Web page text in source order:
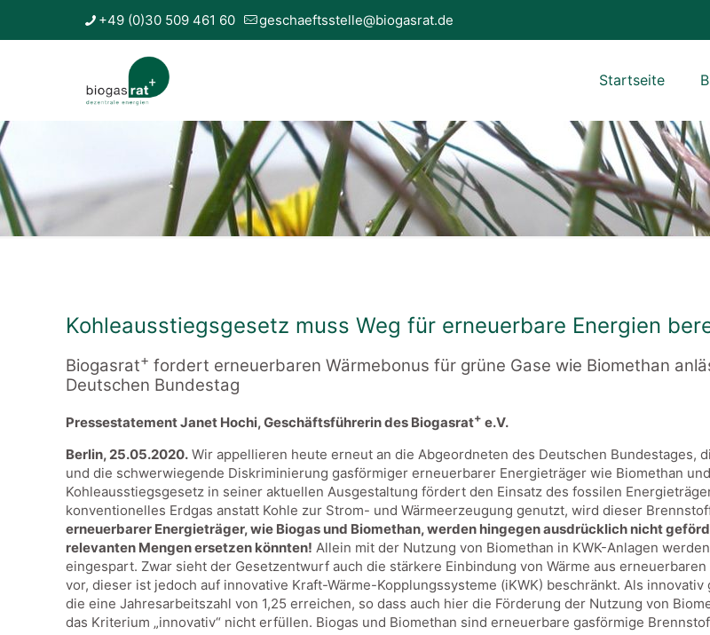
+49 (0)30 509 461 60 geschaeftsstelle@biogasrat.de
Startseite
Kohleausstiegsgesetz muss Weg für erneuerbare Energien
Biogasrat+ fordert erneuerbaren Wärmebonus für grüne Gase wie Biomethan
Deutschen Bundestag
Pressestatement Janet Hochi, Geschäftsführerin des Biogasrat+ e.V.
Berlin, 25.05.2020. Wir appellieren heute erneut an die Abgeordneten des Deutschen Bundestages,
und die schwerwiegende Diskriminierung gasförmiger erneuerbarer Energieträger wie Biomethan
Kohleausstiegsgesetz in seiner aktuellen Ausgestaltung fördert den Einsatz des fossilen
konventionelles Erdgas anstatt Kohle zur Strom- und Wärmeerzeugung genutzt, wird dieser
erneuerbarer Energieträger, wie Biogas und Biomethan, werden hingegen ausdrücklich nicht
relevanten Mengen ersetzen könnten! Allein mit der Nutzung von Biomethan in KWK-Anlagen
eingespart. Zwar sieht der Gesetzentwurf auch die stärkere Einbindung von Wärme aus
vor, dieser ist jedoch auf innovative Kraft-Wärme-Kopplungssysteme (iKWK) beschränkt. Als
die eine Jahresarbeitszahl von 1,25 erreichen, so dass auch hier die Förderung der Nutzung von
das Kriterium „innovativ“ nicht erfüllen. Biogas und Biomethan sind erneuerbare gasförmige